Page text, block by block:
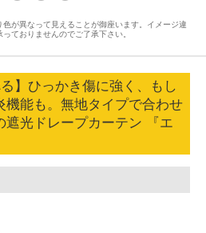
が異なって見えることが御座います。イメージ違
ておりませんのでご了承下さい。
】ひっかき傷に強く、もし
機能も。無地タイプで合わせ
遮光ドレープカーテン 『エ